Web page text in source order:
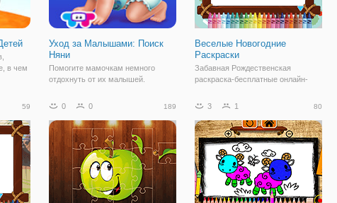
в чем
Уход за Малышами: Поиск
Няни
Помогите мамочкам немного
отдохнуть от их малышей.
делают, что ухаживают за своими
няню, которая будет ладить с
малышами и будет помогать
мамам по уходу.
Веселые Новогодние
Раскраски
Забавная Рождественская
раскраска-бесплатные онлайн-
игре вы найдете восемь разных
окрашены, как быстро, как вы
можете получить большой счет в
конце игры. У
59 0 0 189 3 1 80